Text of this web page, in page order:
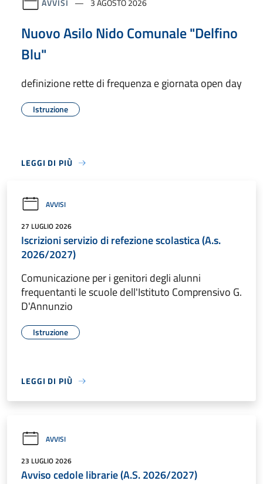
Nuovo Asilo Nido Comunale "Delfino
Blu"
definizione rette di frequenza e giornata open day
Istruzione
LEGGI DI PIÙ
AVVISI
27 LUGLIO 2026
Iscrizioni servizio di refezione scolastica (A.s.
2026/2027)
Comunicazione per i genitori degli alunni
frequentanti le scuole dell'Istituto Comprensivo G.
D'Annunzio
Istruzione
LEGGI DI PIÙ
AVVISI
23 LUGLIO 2026
Avviso cedole librarie (A.S. 2026/2027)